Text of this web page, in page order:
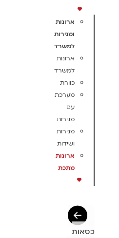
ארונות
ומגירות
למשרד
ארונות
למשרד
כוורת
מערכת
עם
מגירות
מגירות
ושידות
ארונות
מתכת
כסאות